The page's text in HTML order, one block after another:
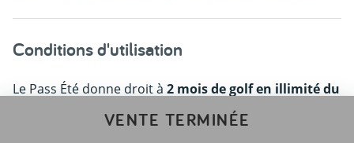
Conditions d'utilisation
Le Pass Été donne droit à 2 mois de golf en illimité du
(dans la limite d'un green
fee par jour) sur les 68 golfs participants à l'offre. Ce
VENTE TERMINÉE